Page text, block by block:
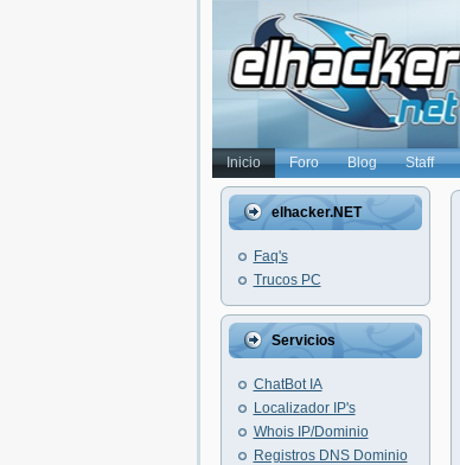
Inicio Foro Blog Staff
elhacker.NET
Faq's
Trucos PC
Servicios
ChatBot IA
Localizador IP's
Whois IP/Dominio
Registros DNS Dominio